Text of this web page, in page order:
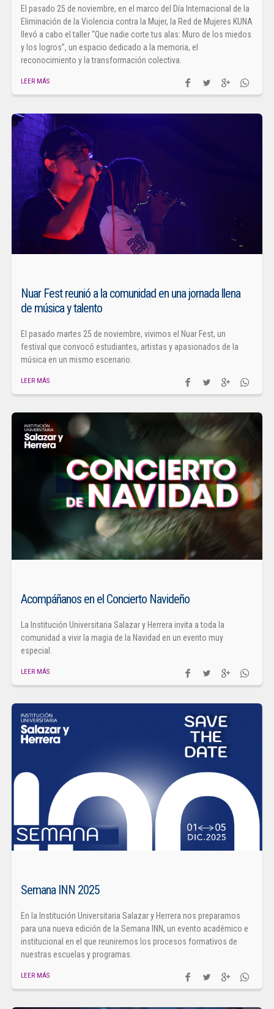
El pasado 25 de noviembre, en el marco del Día Internacional de la
Eliminación de la Violencia contra la Mujer, la Red de Mujeres KUNA
llevó a cabo el taller “Que nadie corte tus alas: Muro de los miedos
y los logros”, un espacio dedicado a la memoria, el
reconocimiento y la transformación colectiva.
LEER MÁS
Nuar Fest reunió a la comunidad en una jornada llena
de música y talento
El pasado martes 25 de noviembre, vivimos el Nuar Fest, un
festival que convocó estudiantes, artistas y apasionados de la
música en un mismo escenario.
LEER MÁS
Acompáñanos en el Concierto Navideño
La Institución Universitaria Salazar y Herrera invita a toda la
comunidad a vivir la magia de la Navidad en un evento muy
especial.
LEER MÁS
Semana INN 2025
En la Institución Universitaria Salazar y Herrera nos preparamos
para una nueva edición de la Semana INN, un evento académico e
institucional en el que reuniremos los procesos formativos de
nuestras escuelas y programas.
LEER MÁS